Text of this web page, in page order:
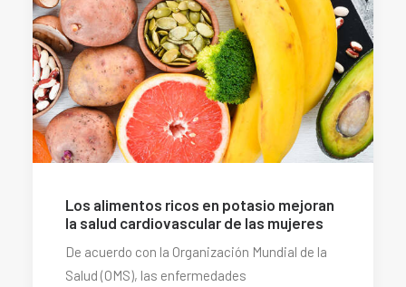
Los alimentos ricos en potasio mejoran
la salud cardiovascular de las mujeres
De acuerdo con la Organización Mundial de la
Salud (OMS), las enfermedades